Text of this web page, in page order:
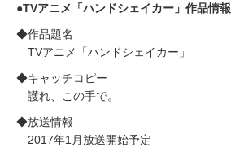
●TVアニメ「ハンドシェイカー」作品情報
◆作品題名
TVアニメ「ハンドシェイカー」
◆キャッチコピー
護れ、この手で。
◆放送情報
2017年1月放送開始予定